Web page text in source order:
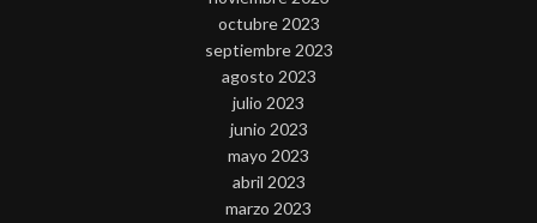
octubre 2023
septiembre 2023
agosto 2023
julio 2023
junio 2023
mayo 2023
abril 2023
marzo 2023